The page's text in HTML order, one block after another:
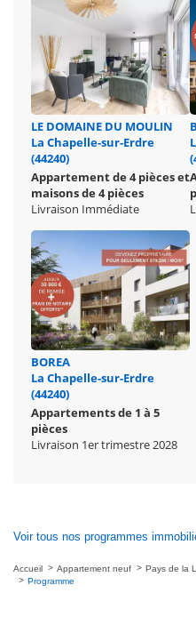
LE DOMAINE DU MOULIN
La Chapelle-sur-Erdre
(44240)
Appartement de 4 pièces et
maisons de 4 pièces
Livraison Immédiate
BOREA
La Chapelle-sur-Erdre
(44240)
Appartements de 1 à 5
pièces
Livraison 1er trimestre 2028
Voir tous nos programmes
Accueil Appartement neuf Pays de la
Programme